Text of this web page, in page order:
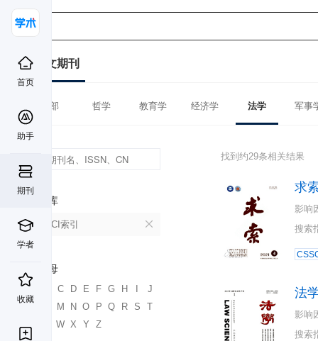
首页
助手
期刊
学者
收藏
中文期刊
全部 哲学 教育学 经济学 法学 军事
数据库
CSSCI索引
首字母
C D E F G H
J
K
M N O P Q R S
T
W X Y Z
找到约29条相关结果
求
影响
搜索
法
影响
搜索